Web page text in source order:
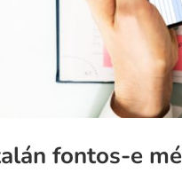
fontos-e